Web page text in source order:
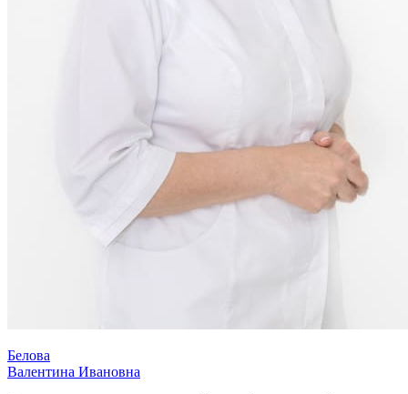
Белова
Валентина Ивановна